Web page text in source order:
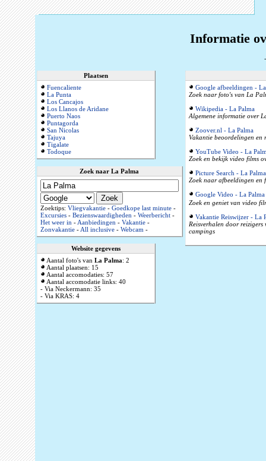
Informatie
Plaatsen
Fuencaliente
La Punta
Los Cancajos
Los Llanos de Aridane
Puerto Naos
Puntagorda
San Nicolas
Tajuya
Tigalate
Todoque
Zoek naar La Palma
Zoektips: Vliegvakantie- Goedkope last minute-
Excursies- Bezienswaardigheden- Weerbericht-
Het weer in-Aanbiedingen- Vakantie-
Zonvakantie-All inclusive- Webcam-
Website gegevens
Aantal foto's van La Palma: 2
Aantal plaatsen: 15
Aantal accomodaties: 57
Aantal accomodatie links: 40
- Via Neckermann: 35
- Via KRAS: 4
Google afbeeldingen -
Zoek naar foto's van La
Wikipedia - La Palma
Algemene informatie over
Zoover.nl - La Palma
Vakantie beoordelingen en
YouTube Video - La
Zoek en bekijk video films
Picture Search - La Palma
Zoek naar afbeeldingen en
Google Video - La Palma
Zoek en geniet van video
Vakantie Reiswijzer - La
Reisverhalen door reizigers
campings